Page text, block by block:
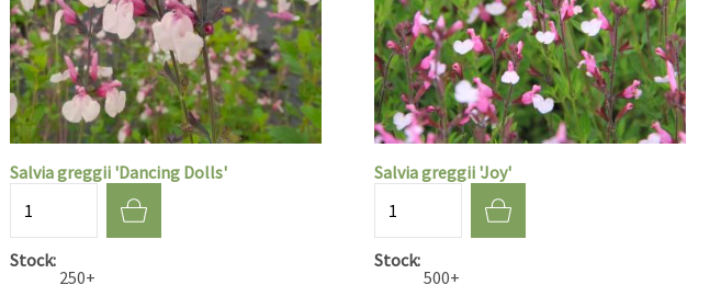
Salvia greggii 'Dancing Dolls'
Stock
250+
Salvia greggii 'Joy'
Stock
500+